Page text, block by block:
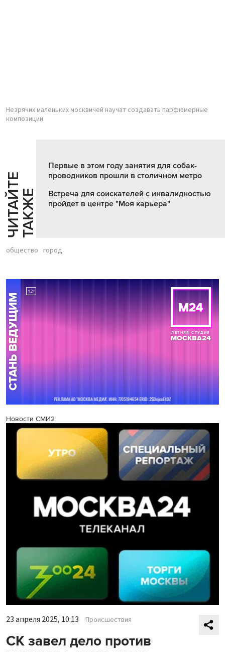
Незрячих маленьких москвичей научат создавать парфюмерные
композиции
Ч
И
Т
АЙ
Т
Е
Т
А
К
ЖЕ
Первые в этом году занятия для собак-
проводников прошли в столичном метро
Встреча для соискателей с инвалидностью
пройдет в центре "Моя карьера"
общество город
Новости СМИ2
23 апреля 2025, 10:13 Происшествия
СК завел дело против